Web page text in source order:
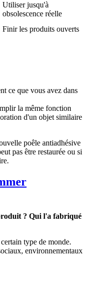
Utiliser jusqu'à
obsolescence réelle
Finir les produits ouverts
ce que vous avez dans
la même fonction
d'un objet similaire
poêle antiadhésive
pas être restaurée ou si
? Qui l'a fabriqué
type de monde.
environnementaux